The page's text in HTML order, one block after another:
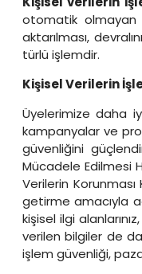
otomatik olmayan
aktarılması,
türlü işlemdir.
Kişisel Verilerin
Üyelerimize daha
kampanyalar ve
güvenliğini
Mücadele Edilmesi
Verilerin
getirme amacıyla
kişisel ilgi
verilen bilgiler de
işlem güvenliği,